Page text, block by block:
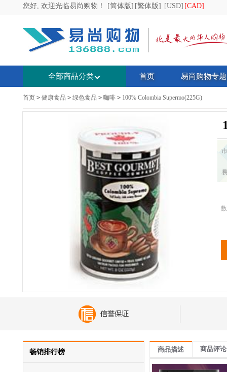
您好, 欢迎光临易尚购物！ [简体版] [繁体版] [USD] [CAD]
全部商品分类 首页 易尚购物专题
首页 > 健康食品 > 绿色食品 > 咖啡 > 100% Colombia Supermo(225G)
畅销排行榜 商品描述 商品评论